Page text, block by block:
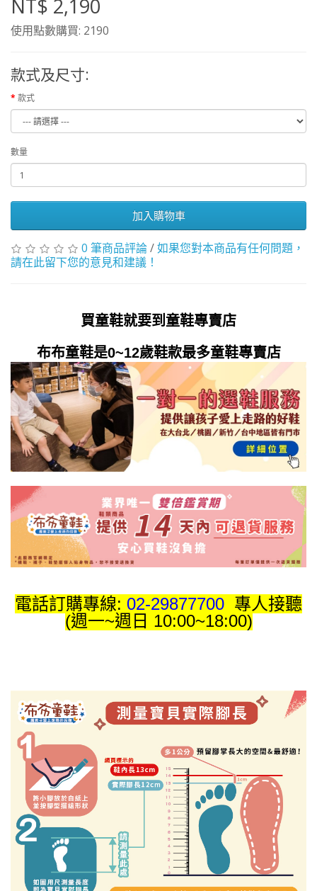
NT$ 2,190
使用點數購買: 2190
款式及尺寸:
款式
數量
加入購物車
0 筆商品評論/如果您對本商品有任何問題，
請在此留下您的意見和建議！
買童鞋就要到童鞋專賣店
布布童鞋是0~12歲鞋款最多童鞋專賣店
電話訂購專線: 02-29877700 專人接聽
(週一~週日 10:00~18:00)